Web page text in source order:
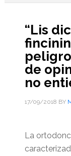
“Lis
de
no
17/09/2018 BY
La